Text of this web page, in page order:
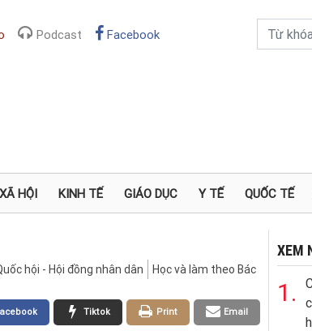
Podcast Facebook
HỘI KINH TẾ GIÁO DỤC Y TẾ QUỐC TẾ
hội - Hội đồng nhân dân Học và làm theo Bác
Email
Print
Tiktok
XEM
1.